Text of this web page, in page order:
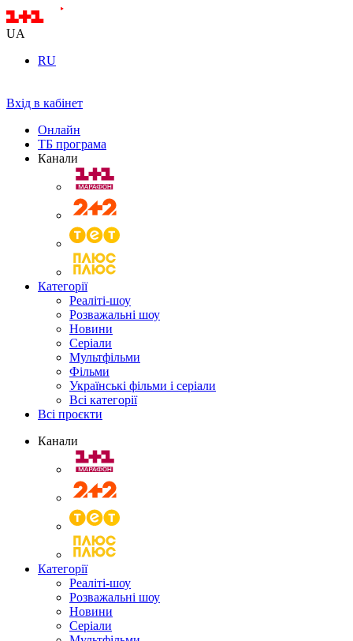
UA
RU
Вхід в кабінет
Онлайн
ТБ програма
Канали
Категорії
Реаліті-шоу
Розважальні шоу
Новини
Серіали
Мультфільми
Фільми
Українські фільми і серіали
Всі категорії
Всі проєкти
Канали
Категорії
Реаліті-шоу
Розважальні шоу
Новини
Серіали